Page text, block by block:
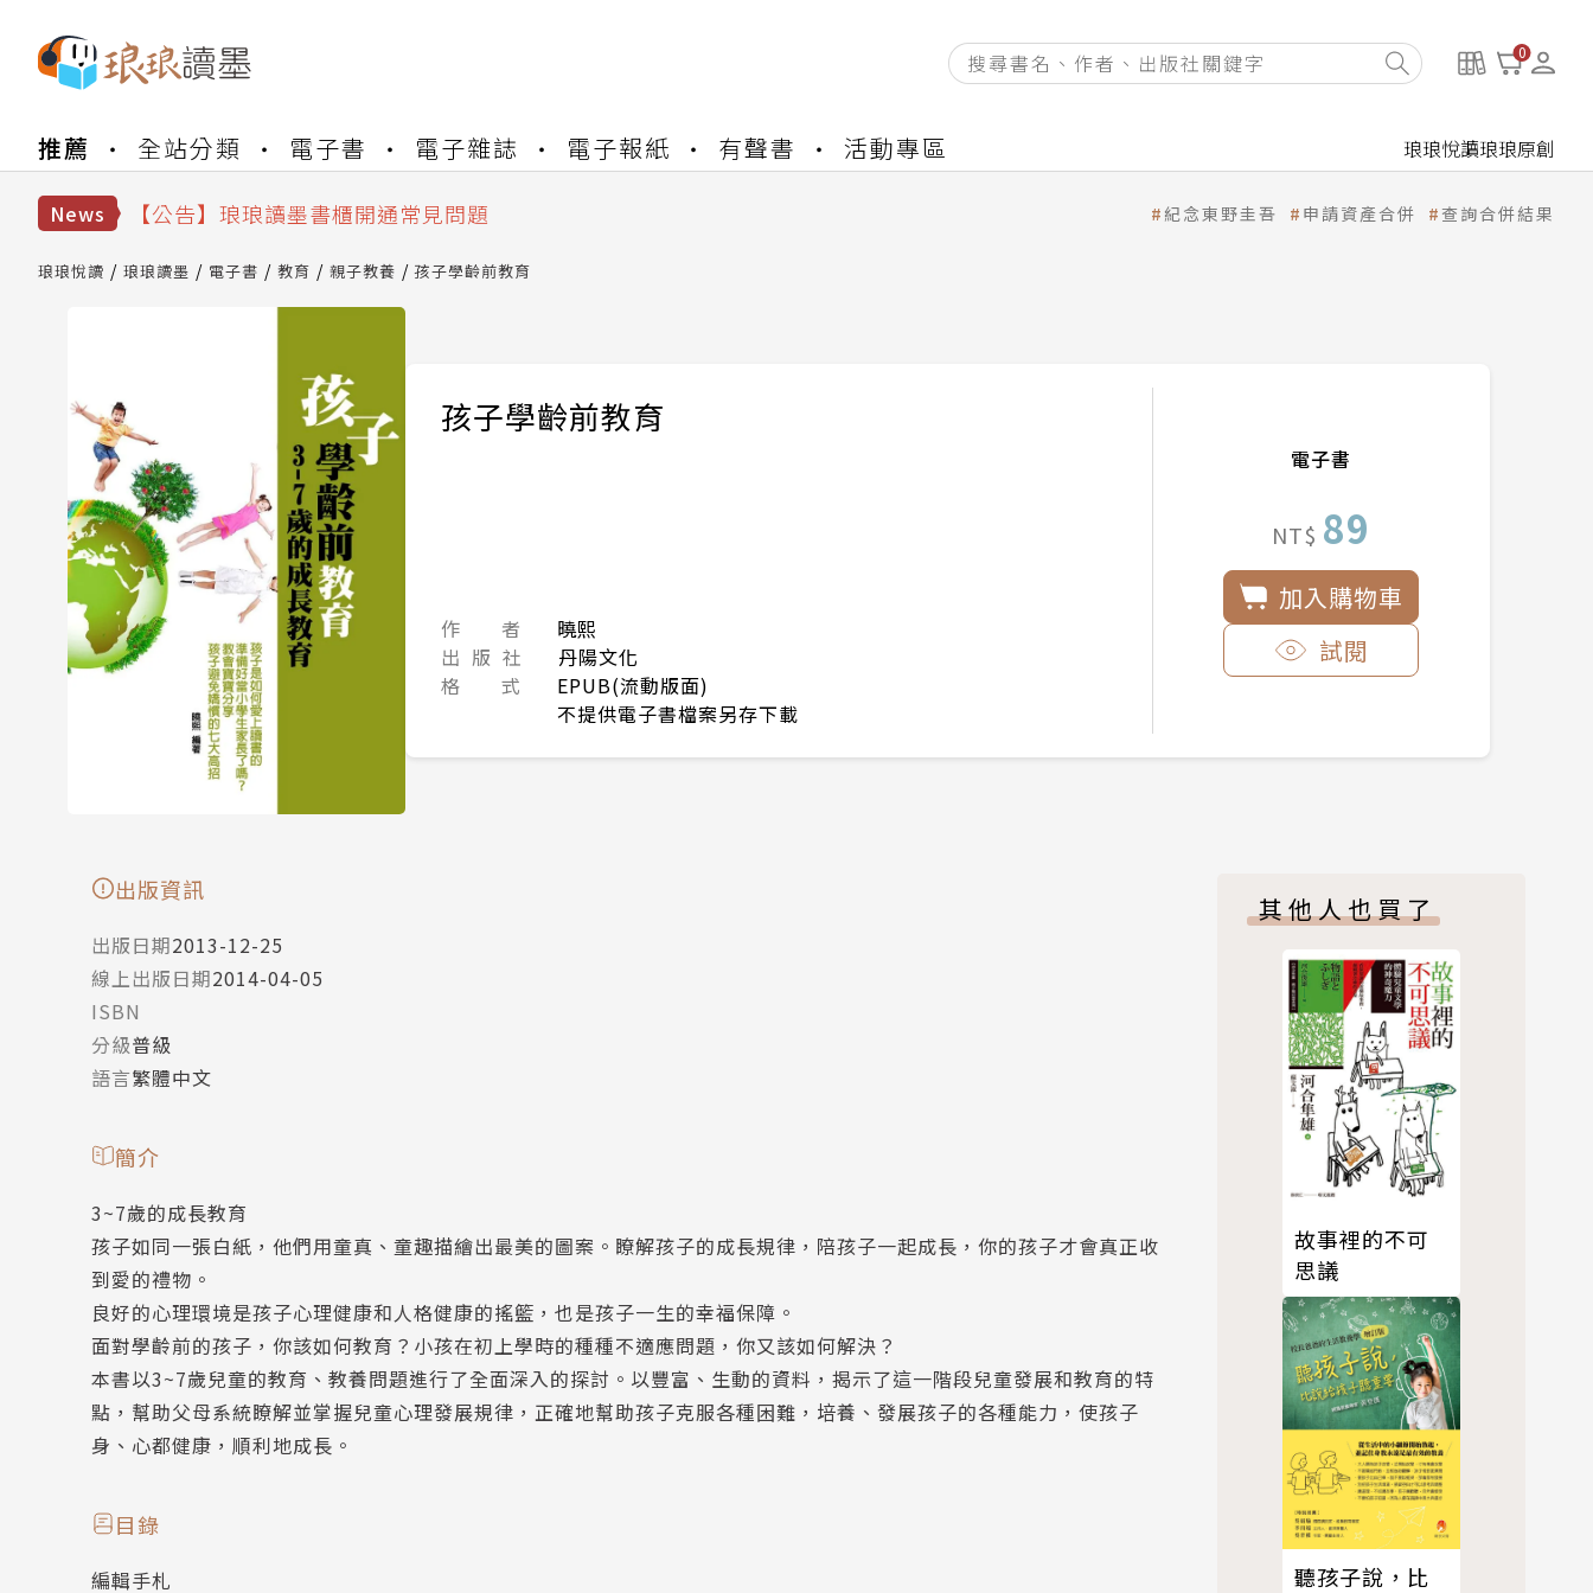
0
推薦 全站分類 電子書 電子雜誌 電子報紙 有聲書 活動專區 琅琅悅讀琅琅原創
News
【公告】因 Readmoo 讀墨系統維護中，本站同步暫停部分閱讀服務
【公告】琅琅讀墨書櫃開通常見問題
【公告】琅琅書店服務升級重要說明及資產合併結果查詢
【公告】因 Readmoo 讀墨系統維護中，本站同步暫停部分閱讀服務
紀念東野圭吾 申請資產合併 查詢合併結果
琅琅悅讀 琅琅讀墨 電子書 教育 親子教養 孩子學齡前教育
孩子學齡前教育
作 者
曉熙
出 版 社
丹陽文化
格 式
EPUB(流動版面)
不提供電子書檔案另存下載
電子書
NT$ 89
加入購物車
試閱
出版資訊
出版日期2013-12-25
線上出版日期2014-04-05
ISBN
分級普級
語言繁體中文
簡介
3~7歲的成長教育
孩子如同一張白紙，他們用童真、童趣描繪出最美的圖案。瞭解孩子的成長規律，陪孩子一起成長，你的孩子才會真正收
到愛的禮物。
良好的心理環境是孩子心理健康和人格健康的搖籃，也是孩子一生的幸福保障。
面對學齡前的孩子，你該如何教育？小孩在初上學時的種種不適應問題，你又該如何解決？
本書以3~7歲兒童的教育、教養問題進行了全面深入的探討。以豐富、生動的資料，揭示了這一階段兒童發展和教育的特
點，幫助父母系統瞭解並掌握兒童心理發展規律，正確地幫助孩子克服各種困難，培養、發展孩子的各種能力，使孩子
身、心都健康，順利地成長。
目錄
編輯手札
其他人也買了
故事裡的不可
思議
聽孩子說，比